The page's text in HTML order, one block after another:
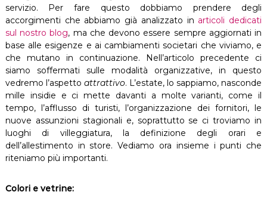
servizio. Per fare questo dobbiamo prendere degli
accorgimenti che abbiamo già analizzato in articoli dedicati
sul nostro blog, ma che devono essere sempre aggiornati in
base alle esigenze e ai cambiamenti societari che viviamo, e
che mutano in continuazione. Nell’articolo precedente ci
siamo soffermati sulle modalità organizzative, in questo
vedremo l’aspetto attrattivo. L’estate, lo sappiamo, nasconde
mille insidie e ci mette davanti a molte varianti, come il
tempo, l’afflusso di turisti, l’organizzazione dei fornitori, le
nuove assunzioni stagionali e, soprattutto se ci troviamo in
luoghi di villeggiatura, la definizione degli orari e
dell’allestimento in store. Vediamo ora insieme i punti che
riteniamo più importanti.
Colori e vetrine: